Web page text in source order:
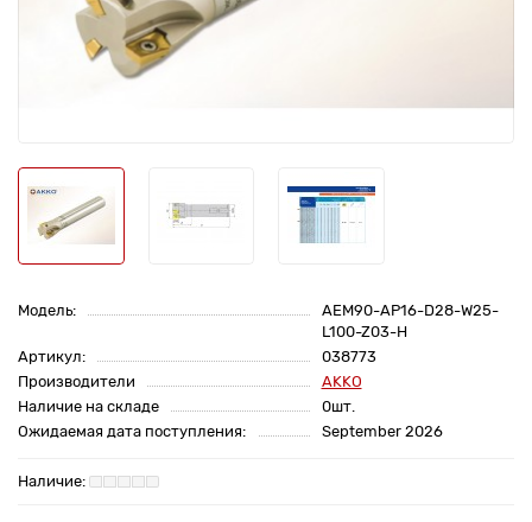
Модель:
AEM90-AP16-D28-W25-
L100-Z03-H
Артикул:
038773
Производители
AKKO
Наличие на складе
0шт.
Ожидаемая дата поступления:
September 2026